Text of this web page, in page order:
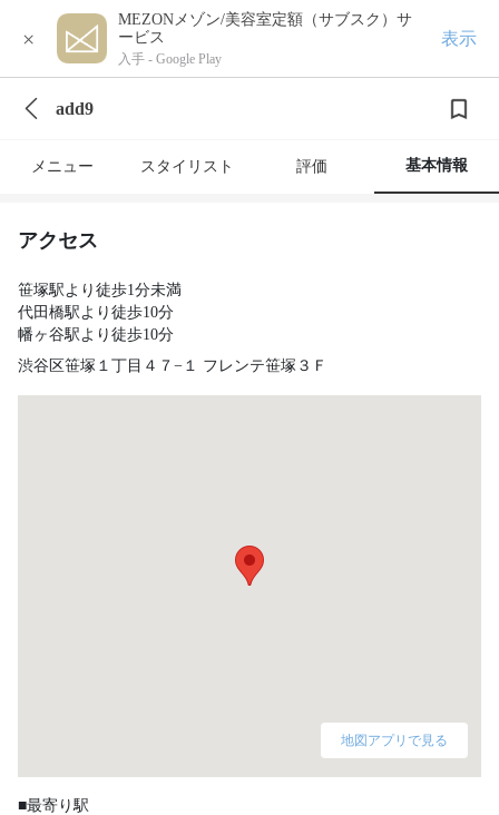
×
MEZONメゾン/美容室定額（サブスク）サ
ービス
入手 - Google Play
表示
add9
メニュー スタイリスト 評価 基本情報
アクセス
笹塚駅より徒歩1分未満
代田橋駅より徒歩10分
幡ヶ谷駅より徒歩10分
渋谷区笹塚１丁目４７−１ フレンテ笹塚３Ｆ
地図アプリで見る
■最寄り駅